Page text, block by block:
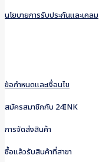
นโยบายการรับประกันและเคลม
ข้อกำหนดและเงื่อนไข
สมัครสมาชิกกับ 24INK
การจัดส่งสินค้า
ซื้อแล้วรับสินค้าที่สาขา